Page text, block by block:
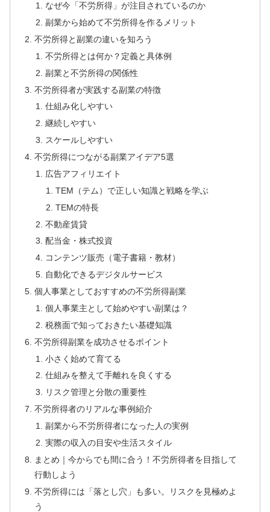
なぜ今「不労所得」が注目されているのか
副業から始めて不労所得を作るメリット
不労所得と副業の違いを知ろう
不労所得とは何か？定義と具体例
副業と不労所得の関係性
不労所得者が実践する副業の特徴
仕組み化しやすい
継続しやすい
スケールしやすい
不労所得につながる副業アイデア5選
広告アフィリエイト
TEM（テム）で正しい知識と戦略を学ぶ
TEMの特長
不動産賃貸
配当金・株式投資
コンテンツ販売（電子書籍・教材）
自動化できるデジタルサービス
個人事業としておすすめの不労所得副業
個人事業主として始めやすい副業は？
税務面で知っておきたい基礎知識
不労所得副業を成功させるポイント
小さく始めて育てる
仕組みを整えて手離れを良くする
リスク管理と分散の重要性
不労所得者のリアルな事例紹介
副業から不労所得者になった人の実例
実際の収入の目安や生活スタイル
まとめ｜今からでも間に合う！不労所得者を目指して
行動しよう
不労所得には「落とし穴」も多い。リスクを見極めよ
う